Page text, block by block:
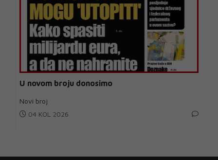
U novom broju donosimo
Novi broj
04 KOL 2026